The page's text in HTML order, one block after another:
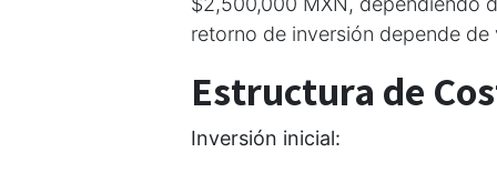
retorno de inversión depende
Estructura de
Inversión inicial: